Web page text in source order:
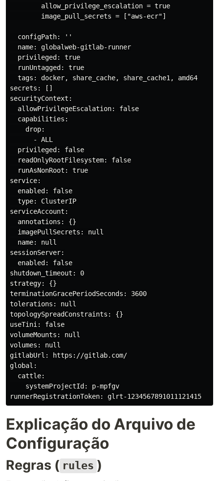
        allow_privilege_escalation = true
        image_pull_secrets = ["aws-ecr"]
  configPath: ''
  name: globalweb-gitlab-runner
  privileged: true
  runUntagged: true
  tags: docker, share_cache, share_cache1, amd64
secrets: []
securityContext:
  allowPrivilegeEscalation: false
  capabilities:
    drop:
      - ALL
  privileged: false
  readOnlyRootFilesystem: false
  runAsNonRoot: true
service:
  enabled: false
  type: ClusterIP
serviceAccount:
  annotations: {}
  imagePullSecrets: null
  name: null
sessionServer:
  enabled: false
shutdown_timeout: 0
strategy: {}
terminationGracePeriodSeconds: 3600
tolerations: null
topologySpreadConstraints: {}
useTini: false
volumeMounts: null
volumes: null
gitlabUrl: https://gitlab.com/
global:
  cattle:
    systemProjectId: p-mpfgv
Explicação do Arquivo de
Configuração
Regras ( rules )